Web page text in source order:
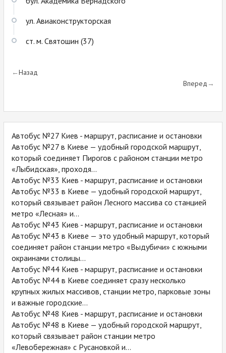
ул. Авиаконструкторская
ст. м. Святошин (37)
Назад
Вперед
Автобус №27 Киев - маршрут, расписание и остановки
Автобус №27 в Киеве — удобный городской маршрут,
который соединяет Пирогов с районом станции метро
«Лыбидская», проходя...
Автобус №33 Киев - маршрут, расписание и остановки
Автобус №33 в Киеве — удобный городской маршрут,
который связывает район Лесного массива со станцией
метро «Лесная» и...
Автобус №43 Киев - маршрут, расписание и остановки
Автобус №43 в Киеве — это удобный маршрут, который
соединяет район станции метро «Выдубичи» с южными
окраинами столицы...
Автобус №44 Киев - маршрут, расписание и остановки
Автобус №44 в Киеве соединяет сразу несколько
крупных жилых массивов, станции метро, парковые зоны
и важные городские...
Автобус №48 Киев - маршрут, расписание и остановки
Автобус №48 в Киеве — удобный городской маршрут,
который связывает район станции метро
«Левобережная» с Русановкой и...